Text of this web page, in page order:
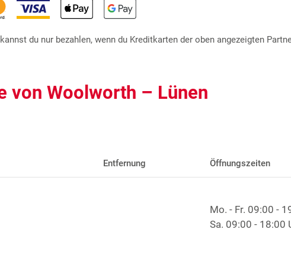
du nur bezahlen, wenn du Kreditkarten der oben angezeigten
von Woolworth – Lünen
Entfernung Öffnungszeiten
Mo. - Fr. 09:00 -
Sa. 09:00 - 18:00